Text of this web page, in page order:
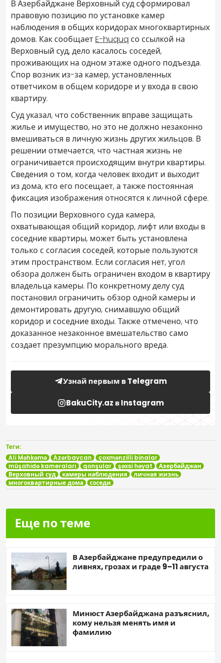
В Азербайджане Верховный суд сформировал
правовую позицию по установке камер
наблюдения в общих коридорах многоквартирных
домов. Как сообщаетE-huquq со ссылкой на
Верховный суд, дело касалось соседей,
проживающих на одном этаже одного подъезда.
Спор возник из-за камер, установленных
ответчиком в общем коридоре и у входа в свою
квартиру.
Суд указал, что собственник вправе защищать
жилье и имущество, но это не должно незаконно
вмешиваться в личную жизнь других жильцов. В
решении отмечается, что частная жизнь не
ограничивается происходящим внутри квартиры.
Сведения о том, когда человек входит и выходит
из дома, кто его посещает, а также постоянная
фиксация изображения относятся к личной сфере.
По позиции Верховного суда камера,
охватывающая общий коридор, лифт или входы в
соседние квартиры, может быть установлена
только с согласия соседей, которые пользуются
этим пространством. Если согласия нет, угол
обзора должен быть ограничен входом в квартиру
владельца камеры. По конкретному делу суд
постановил ограничить обзор одной камеры и
демонтировать другую, снимавшую общий
коридор и соседние входы. Также отмечено, что
доказанное незаконное вмешательство само
создает презумпцию морального вреда.
Узнай первым в Telegram
BakuCity.az в Instagram
Теги:
Ali Məhkəmə
Azərbaycan
çoxmənzilli binalar
müşahidə kameraları
qonşular şəxsi həyat
Азербайджан
Верховный суд
камеры наблюдения
личная жизнь
многоквартирные дома
соседи
Еще по теме
В Азербайджане предупредили о
ливнях, грозах и граде 9–11 августа
Минюст Азербайджана разъяснил,
кому нельзя менять имя и
фамилию